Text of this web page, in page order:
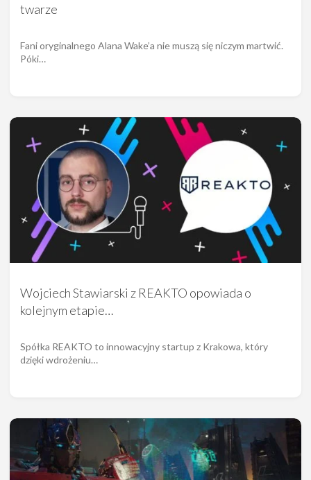
twarze
Fani oryginalnego Alana Wake’a nie muszą się niczym martwić.
Póki…
Wojciech Stawiarski z REAKTO opowiada o
kolejnym etapie…
Spółka REAKTO to innowacyjny startup z Krakowa, który
dzięki wdrożeniu…